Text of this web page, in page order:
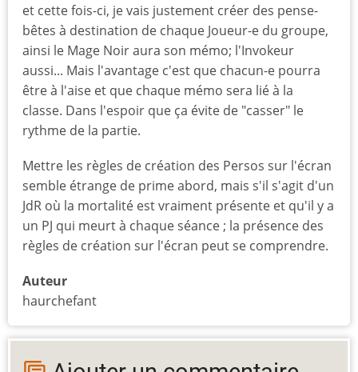
et cette fois-ci, je vais justement créer des pense-
bêtes à destination de chaque Joueur-e du groupe,
ainsi le Mage Noir aura son mémo; l'Invokeur
aussi... Mais l'avantage c'est que chacun-e pourra
être à l'aise et que chaque mémo sera lié à la
classe. Dans l'espoir que ça évite de "casser" le
rythme de la partie.
Mettre les règles de création des Persos sur l'écran
semble étrange de prime abord, mais s'il s'agit d'un
JdR où la mortalité est vraiment présente et qu'il y a
un PJ qui meurt à chaque séance ; la présence des
règles de création sur l'écran peut se comprendre.
Auteur
haurchefant